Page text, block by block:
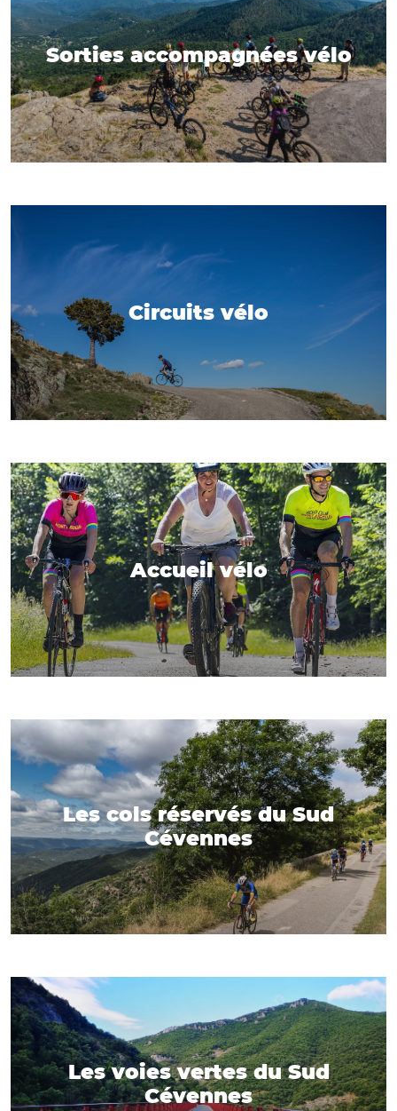
Sorties accompagnées vélo
Circuits vélo
Accueil vélo
Les cols réservés du Sud
Cévennes
Les voies vertes du Sud
Cévennes